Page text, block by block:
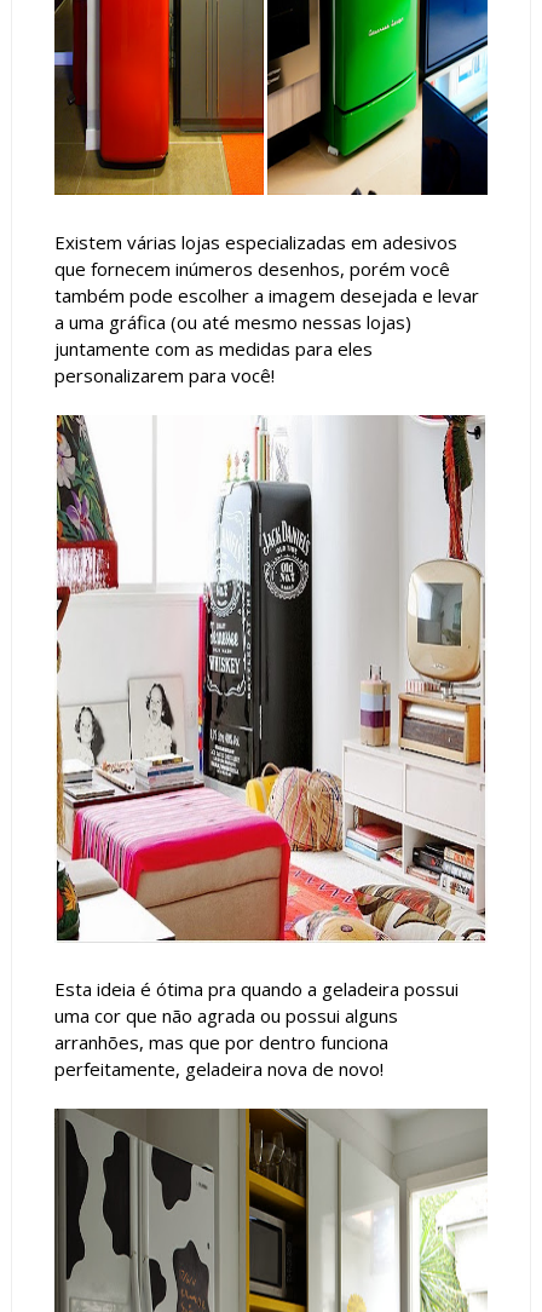
Existem várias lojas especializadas em adesivos
que fornecem inúmeros desenhos, porém você
também pode escolher a imagem desejada e levar
a uma gráfica (ou até mesmo nessas lojas)
juntamente com as medidas para eles
personalizarem para você!
Esta ideia é ótima pra quando a geladeira possui
uma cor que não agrada ou possui alguns
arranhões, mas que por dentro funciona
perfeitamente, geladeira nova de novo!